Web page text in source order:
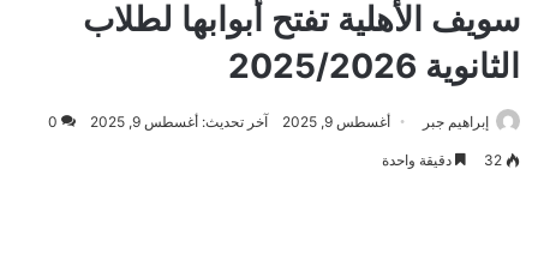
سويف الأهلية تفتح أبوابها لطلاب
الثانوية 2025/2026
إبراهيم جبر أغسطس 9, 2025 آخر تحديث: أغسطس 9, 2025 0
32 دقيقة واحدة